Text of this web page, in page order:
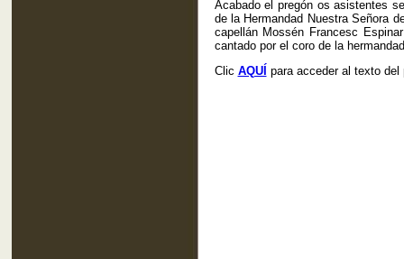
Acabado el pregón os asistentes
de la Hermandad Nuestra Señora
capellán Mossén Francesc
cantado por el coro de la
Clic AQUÍ para acceder al texto del